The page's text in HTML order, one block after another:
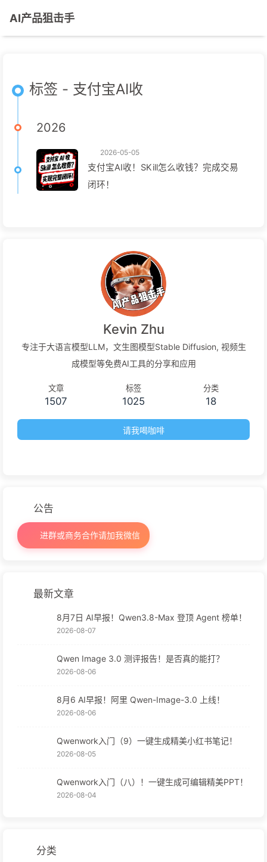
AI产品狙击手
标签 - 支付宝AI收
2026
2026-05-05
支付宝AI收！SKill怎么收钱？完成交易
闭环！
Kevin Zhu
专注于大语言模型LLM，文生图模型Stable Diffusion, 视频生
成模型等免费AI工具的分享和应用
文章
1507
标签
1025
分类
18
请我喝咖啡
公告
进群或商务合作请加我微信
最新文章
8月7日 AI早报！Qwen3.8-Max 登顶 Agent 榜单！
2026-08-07
Qwen Image 3.0 测评报告！是否真的能打？
2026-08-06
8月6 AI早报！阿里 Qwen-Image-3.0 上线！
2026-08-06
Qwenwork入门（9）一键生成精美小红书笔记！
2026-08-05
Qwenwork入门（八）！一键生成可编辑精美PPT！
2026-08-04
分类